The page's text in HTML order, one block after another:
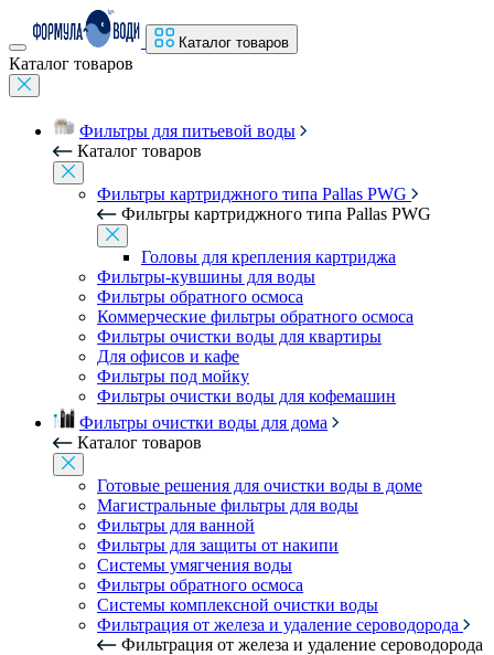
Каталог товаров
Каталог товаров
Фильтры для питьевой воды
Каталог товаров
Фильтры картриджного типа Pallas PWG
Фильтры картриджного типа Pallas PWG
Головы для крепления картриджа
Фильтры-кувшины для воды
Фильтры обратного осмоса
Коммерческие фильтры обратного осмоса
Фильтры очистки воды для квартиры
Для офисов и кафе
Фильтры под мойку
Фильтры очистки воды для кофемашин
Фильтры очистки воды для дома
Каталог товаров
Готовые решения для очистки воды в доме
Магистральные фильтры для воды
Фильтры для ванной
Фильтры для защиты от накипи
Системы умягчения воды
Фильтры обратного осмоса
Системы комплексной очистки воды
Фильтрация от железа и удаление сероводорода
Фильтрация от железа и удаление сероводорода